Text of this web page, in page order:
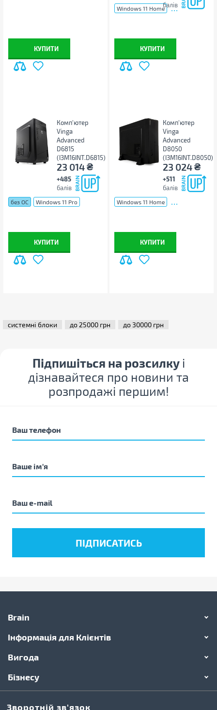
КУПИТИ
балів
Windows 11 Home ...
КУПИТИ
Комп'ютер
Vinga
Advanced
D6815
(I3M16INT.D6815)
23 014₴
+485
балів
без ОС Windows 11 Pro
КУПИТИ
Комп'ютер
Vinga
Advanced
D8050
(I3M16INT.D8050)
23 024₴
+511
балів
Windows 11 Home ...
КУПИТИ
системні блоки до 25000 грн до 30000 грн
Підпишіться на розсилку і
дізнавайтеся про новини та
розпродажі першим!
Brain
Інформація для Клієнтів
Вигода
Бізнесу
Зворотній зв'язок